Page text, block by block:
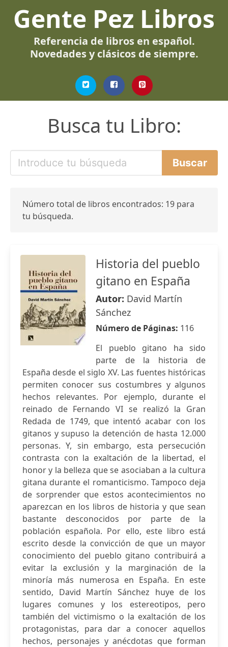
Gente Pez Libros
Referencia de libros en español.
Novedades y clásicos de siempre.
Busca tu Libro:
Número total de libros encontrados: 19 para
tu búsqueda.
Historia del pueblo
gitano en España
Autor: David Martín
Sánchez
Número de Páginas: 116
El pueblo gitano ha sido
parte de la historia de
España desde el siglo XV. Las fuentes históricas
permiten conocer sus costumbres y algunos
hechos relevantes. Por ejemplo, durante el
reinado de Fernando VI se realizó la Gran
Redada de 1749, que intentó acabar con los
gitanos y supuso la detención de hasta 12.000
personas. Y, sin embargo, esta persecución
contrasta con la exaltación de la libertad, el
honor y la belleza que se asociaban a la cultura
gitana durante el romanticismo. Tampoco deja
de sorprender que estos acontecimientos no
aparezcan en los libros de historia y que sean
bastante desconocidos por parte de la
población española. Por ello, este libro está
escrito desde la convicción de que un mayor
conocimiento del pueblo gitano contribuirá a
evitar la exclusión y la marginación de la
minoría más numerosa en España. En este
sentido, David Martín Sánchez huye de los
lugares comunes y los estereotipos, pero
también del victimismo o la exaltación de los
protagonistas, para dar a conocer aquellos
hechos, personajes y anécdotas que forman